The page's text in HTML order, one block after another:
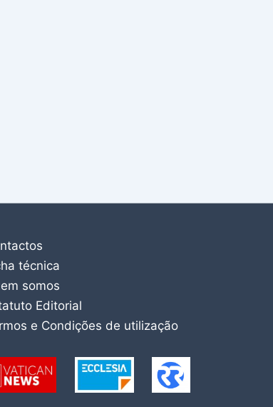
técnica
somos
Editorial
e Condições de utilização